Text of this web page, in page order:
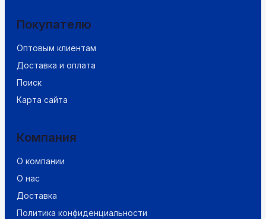
Покупателю
Оптовым клиентам
Доставка и оплата
Поиск
Карта сайта
Компания
О компании
О нас
Доставка
Политика конфиденциальности